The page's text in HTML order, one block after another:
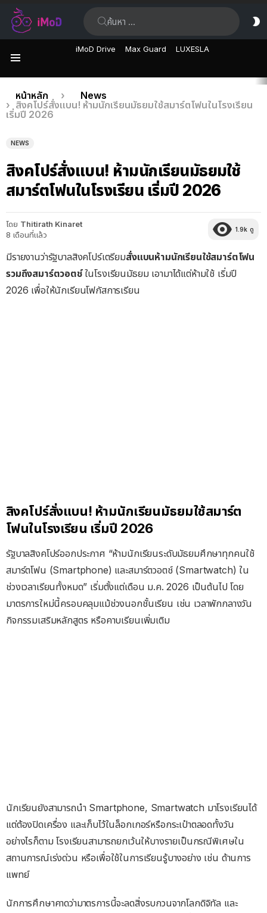
iMoD Drive Max Guard LUXESLA
เรื่อง
ล่าสุด
คุณอยู่ที่นี่:
หน้าหลัก
News
สิงคโปร์สั่งแบน! ห้ามนักเรียนมัธยมใช้สมาร์ตโฟนในโรงเรียน
เริ่มปี 2026
NEWS
สิงคโปร์สั่งแบน! ห้ามนักเรียนมัธยมใช้
สมาร์ตโฟนในโรงเรียน เริ่มปี 2026
โดย Thitirath Kinaret
8 เดือนที่แล้ว
1.9k ดู
มีรายงานว่ารัฐบาลสิงคโปร์เตรียมสั่งแบนห้ามนักเรียนใช้สมาร์ตโฟน
รวมถึงสมาร์ตวอตช์ในโรงเรียนมัธยม เอามาได้แต่ห้ามใช้ เริ่มปี
2026 เพื่อให้นักเรียนโฟกัสการเรียน
สิงคโปร์สั่งแบน! ห้ามนักเรียนมัธยมใช้สมาร์ต
โฟนในโรงเรียน เริ่มปี 2026
รัฐบาลสิงคโปร์ออกประกาศ “ห้ามนักเรียนระดับมัธยมศึกษาทุกคนใช้
สมาร์ตโฟน (Smartphone) และสมาร์ตวอตช์ (Smartwatch) ใน
ช่วงเวลาเรียนทั้งหมด” เริ่มตั้งแต่เดือน ม.ค. 2026 เป็นต้นไป โดย
มาตรการใหม่นี้ครอบคลุมแม้ช่วงนอกชั้นเรียน เช่น เวลาพักกลางวัน
กิจกรรมเสริมหลักสูตร หรือคาบเรียนเพิ่มเติม
นักเรียนยังสามารถนำ Smartphone, Smartwatch มาโรงเรียนได้
แต่ต้องปิดเครื่อง และเก็บไว้ในล็อกเกอร์หรือกระเป๋าตลอดทั้งวัน
อย่างไรก็ตาม โรงเรียนสามารถยกเว้นให้บางรายเป็นกรณีพิเศษใน
สถานการณ์เร่งด่วน หรือเพื่อใช้ในการเรียนรู้บางอย่าง เช่น ด้านการ
แพทย์
นักการศึกษาคาดว่ามาตรการนี้จะลดสิ่งรบกวนจากโลกดิจิทัล และ